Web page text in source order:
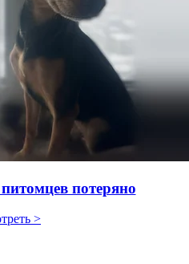
потеряно
>